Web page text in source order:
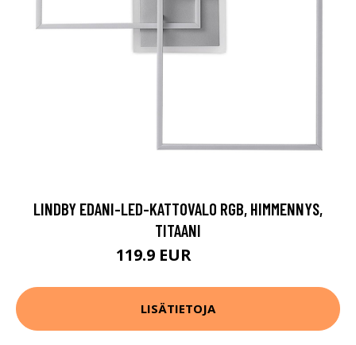
LINDBY EDANI-LED-KATTOVALO RGB, HIMMENNYS,
TITAANI
119.9 EUR
LISÄTIETOJA